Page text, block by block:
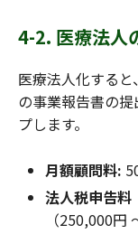
4-2. 医療法人
医療法人化する
の事業報告書の
プします。
月額顧問料:
法人税申告料
（250,000円